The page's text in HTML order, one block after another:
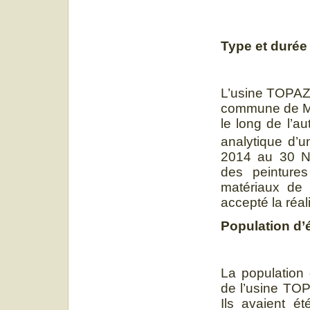
Type et
L’usine
commune de
le long de
analytique
2014 au 30
des
matériaux
accepté la
Population
La population
de l’usine
Ils avaient